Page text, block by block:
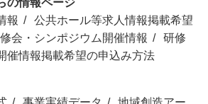
の情報ページ
報
公共ホール等求人情報掲載希望
会・シンポジウム開催情報
研修
催情報掲載希望の申込み方法